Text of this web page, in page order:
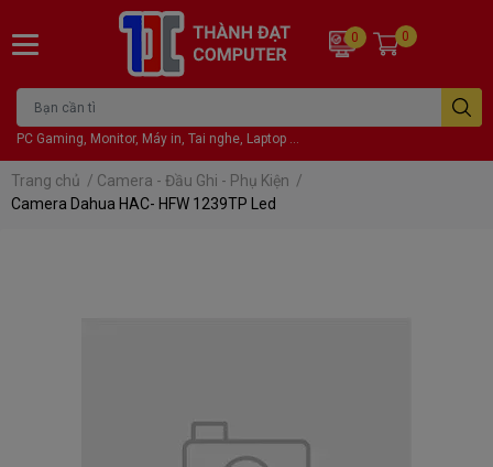
PC Gaming, Monitor, Máy in, Tai nghe, Laptop ...
0 0
Trang chủ / Camera - Đầu Ghi - Phụ Kiện /
Camera Dahua HAC- HFW 1239TP Led